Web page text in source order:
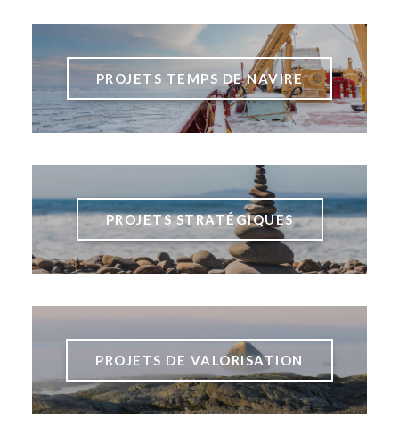
PROJETS TEMPS DE NAVIRE
PROJETS STRATÉGIQUES
PROJETS DE VALORISATION